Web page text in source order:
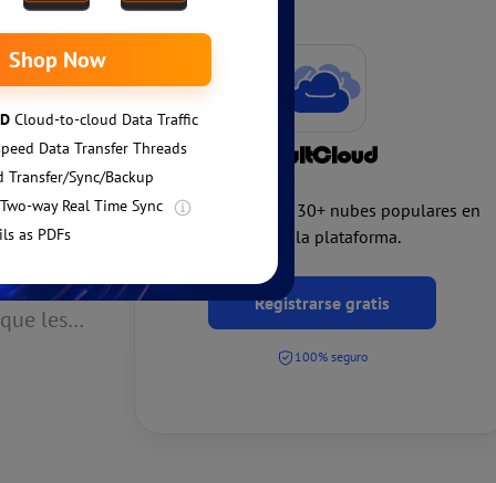
les
Añade y gestiona 30+ nubes populares en
una sola plataforma.
Registrarse gratis
100% seguro